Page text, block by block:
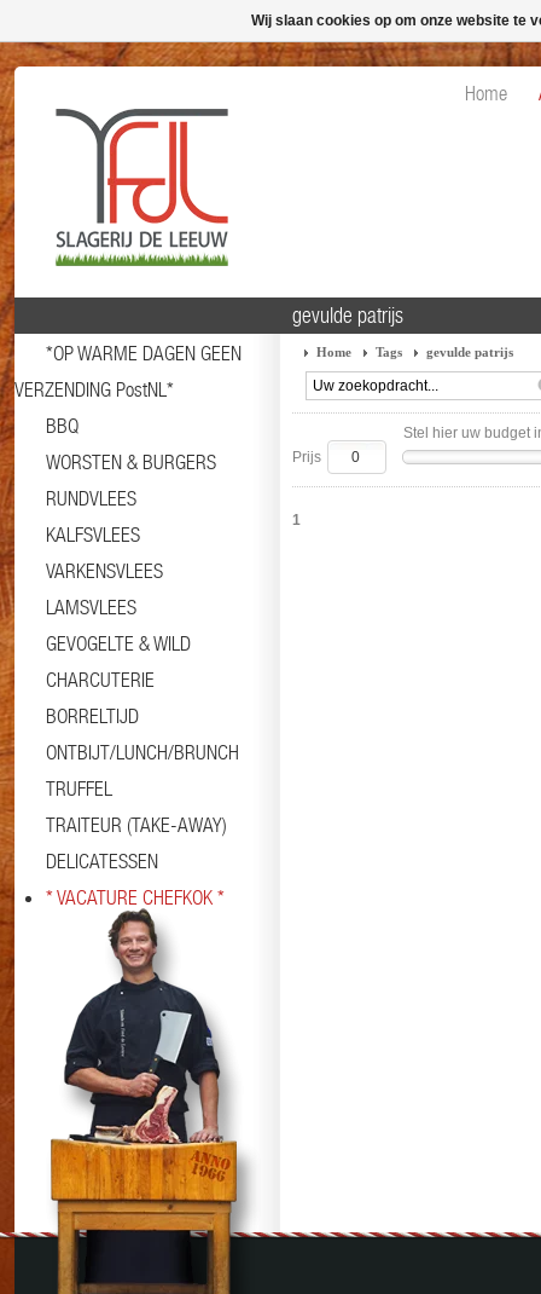
Home
*OP WARME DAGEN GEEN
VERZENDING PostNL*
BBQ
WORSTEN & BURGERS
RUNDVLEES
KALFSVLEES
VARKENSVLEES
LAMSVLEES
GEVOGELTE & WILD
CHARCUTERIE
BORRELTIJD
ONTBIJT/LUNCH/BRUNCH
TRUFFEL
TRAITEUR (TAKE-AWAY)
DELICATESSEN
* VACATURE CHEFKOK *
gevulde patrijs
Home Tags gevulde patrijs
Stel hier uw budget
Prijs
1
Wij slaan cookies op om onze website te